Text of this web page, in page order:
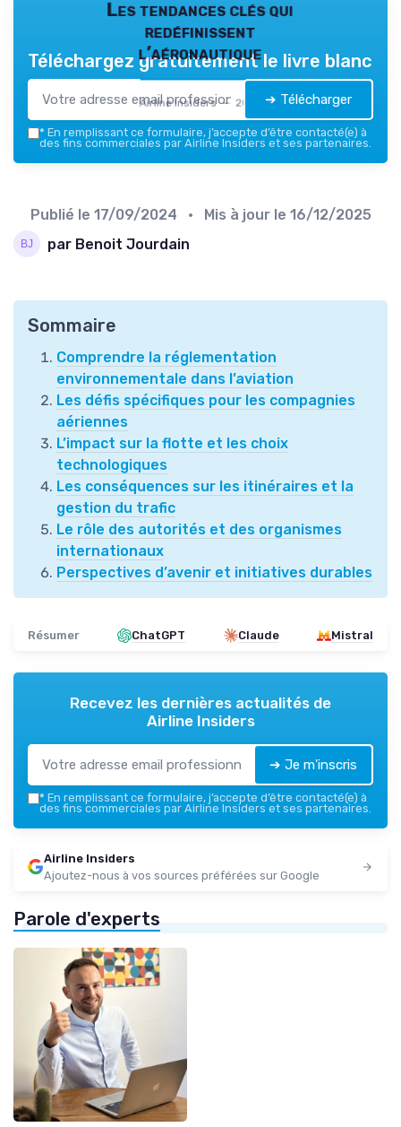
Les tendances clés qui
redéfinissent
l’aéronautique
Airline Insiders — 2026
Téléchargez gratuitement le livre blanc
➔ Télécharger
* En remplissant ce formulaire, j’accepte d’être contacté(e) à
des fins commerciales par Airline Insiders et ses partenaires.
Publié le 17/09/2024 • Mis à jour le 16/12/2025
par Benoit Jourdain
Sommaire
Comprendre la réglementation
environnementale dans l’aviation
Les défis spécifiques pour les compagnies
aériennes
L’impact sur la flotte et les choix
technologiques
Les conséquences sur les itinéraires et la
gestion du trafic
Le rôle des autorités et des organismes
internationaux
Perspectives d’avenir et initiatives durables
Résumer ChatGPT Claude Mistral
Recevez les dernières actualités de
Airline Insiders
➔ Je m'inscris
* En remplissant ce formulaire, j’accepte d’être contacté(e) à
des fins commerciales par Airline Insiders et ses partenaires.
Airline Insiders
Ajoutez-nous à vos sources préférées sur Google
Parole d'experts